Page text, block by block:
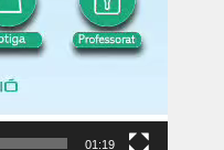
01:19